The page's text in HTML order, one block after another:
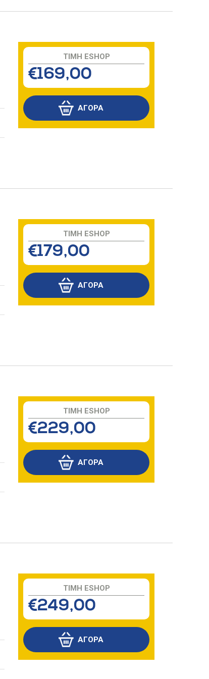
TIMH ESHOP
€169,00
TIMH ESHOP
€179,00
TIMH ESHOP
€229,00
TIMH ESHOP
€249,00